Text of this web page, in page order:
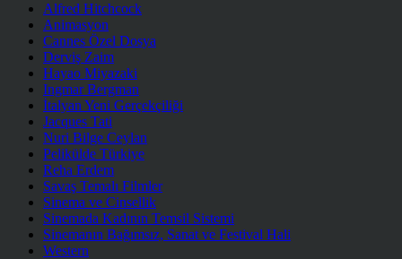
Alfred Hitchcock
Animasyon
Cannes Özel Dosya
Derviş Zaim
Hayao Miyazaki
Ingmar Bergman
İtalyan Yeni Gerçekçiliği
Jacques Tati
Nuri Bilge Ceylan
Pelikülde Türkiye
Reha Erdem
Savaş Temalı Filmler
Sinema ve Cinsellik
Sinemada Kadının Temsil Sistemi
Sinemanın Bağımsız, Sanat ve Festival Hali
Western